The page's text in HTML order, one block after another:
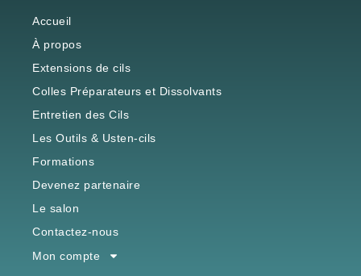
Accueil
À propos
Extensions de cils
Colles Préparateurs et Dissolvants
Entretien des Cils
Les Outils & Usten-cils
Formations
Devenez partenaire
Le salon
Contactez-nous
Mon compte